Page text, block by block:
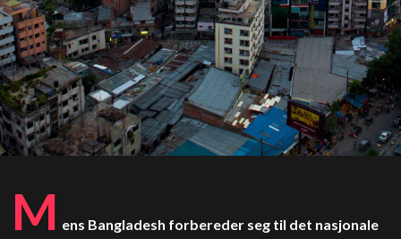
M ens Bangladesh forbereder seg til det nasjonale